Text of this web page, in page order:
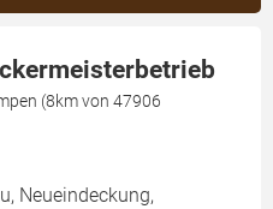
(8km von 47906
Neueindeckung,